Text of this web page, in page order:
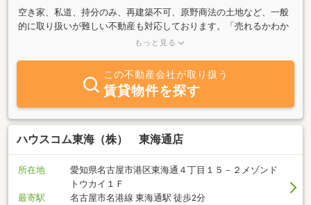
空き家、私道、持分のみ、再建築不可、原野商法の土地など、一般
的に取り扱いが難しい不動産も対応しております。「売れるかわか
らない」「他社に断られた」という方でも、まずはお気軽にご相談
もっと見る
この不動産会社が取り扱う
賃貸物件を探す
ハウスコム東海（株） 東海通店
所在地
愛知県名古屋市港区東海通４丁目１５－２メゾンド
トウカイ１Ｆ
最寄駅
名古屋市名港線 東海通駅 徒歩2分